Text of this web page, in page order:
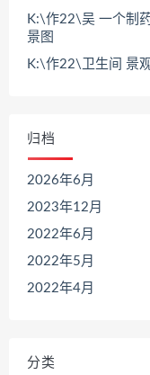
K:\作22\吴 一个制
景图
K:\作22\卫生间 景
归档
2026年6月
2023年12月
2022年6月
2022年5月
2022年4月
分类